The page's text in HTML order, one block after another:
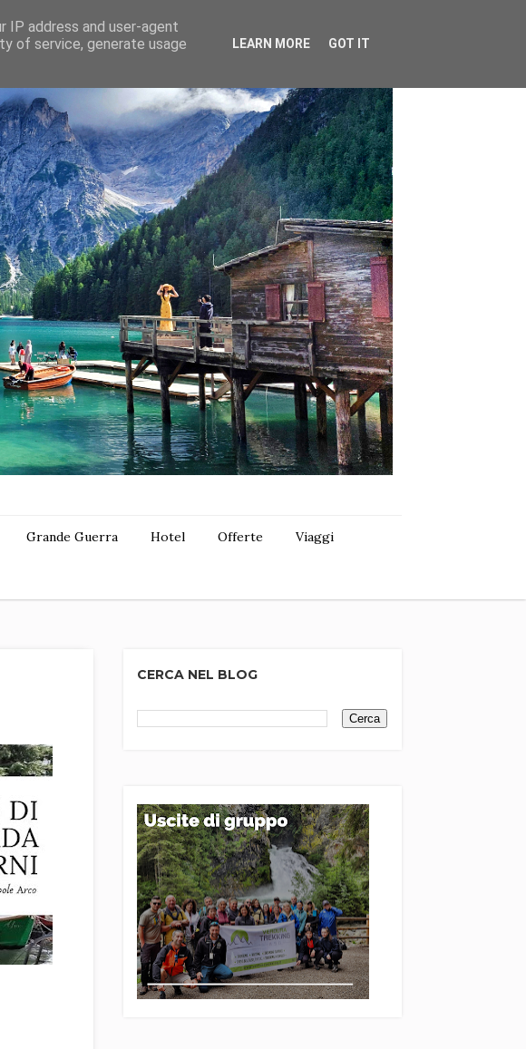
Grande Guerra Hotel Offerte Viaggi
CERCA NEL BLOG
IP address and user-agent
of service, generate usage
LEARN MORE GOT IT